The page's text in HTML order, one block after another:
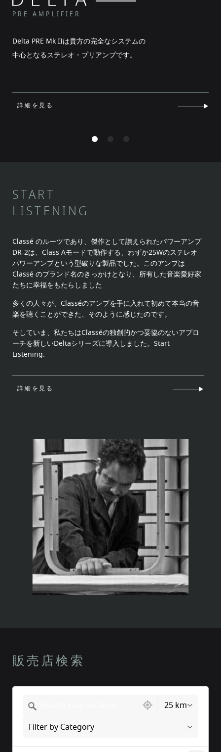
PRE AMPLIFIER
Delta PRE Mk IIは貴方の完全なシステムの
中心となるステレオ・プリアンプです。
詳細を見る
START
LISTENING
Classé のルーツであり、傑作として讃えられたパワーアンプ
DR-2は、Class Aモードで動作する、わずか25Wのステレオ
パワーアンプという型破りな製品でした。このアンプは
Classé のブランド名のきっかけとなり、所有した音楽愛好家
たちに幸福をもたらしました
多くの人々が、Classéのアンプを手に入れて初めて本当の音
楽を聴くことができた、そのように感じたのです。
そしていま、私たちはClasséの独創的かつ妥協のないアプロ
ーチを新しいDeltaシリーズに導入しました。Start
Listening.
詳細を見る
販売店検索
217 locations found
25 km
Filter by Category